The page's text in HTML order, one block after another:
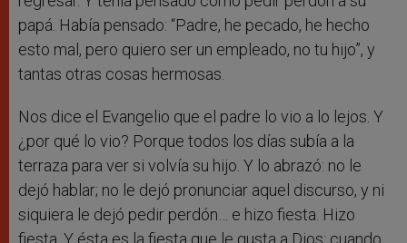
papá. Había pensado: “Padre, he pecado, he hecho
esto mal, pero quiero ser un empleado, no tu hijo”, y
tantas otras cosas hermosas.
Nos dice el Evangelio que el padre lo vio a lo lejos. Y
¿por qué lo vio? Porque todos los días subía a la
terraza para ver si volvía su hijo. Y lo abrazó: no le
dejó hablar; no le dejó pronunciar aquel discurso, y ni
siquiera le dejó pedir perdón… e hizo fiesta. Hizo
fiesta. Y ésta es la fiesta que le gusta a Dios: cuando